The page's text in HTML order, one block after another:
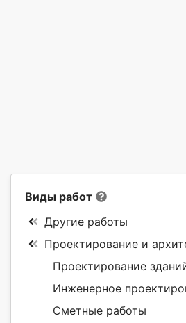
Виды работ
Другие работы
Проектирование и
Проектирование
Инженерное
Сметные работы